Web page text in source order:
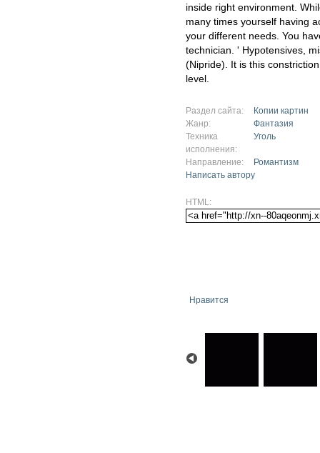
inside right environment.
many times yourself having
your different needs. You
technician. ' Hypotensives,
(Nipride). It is this
level.
Раздел сайта:
Копии картин
Жанр:
Фантазия
Техника
исполнения:
Уголь
Направление:
Романтизм
Написать автору
HTML:
Нравится